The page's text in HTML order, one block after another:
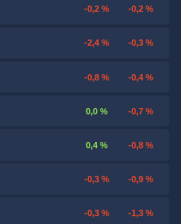
-0,2 % -0,2 %
-2,4 % -0,3 %
-0,8 % -0,4 %
0,0 % -0,7 %
0,4 % -0,8 %
-0,3 % -0,9 %
-0,3 % -1,3 %